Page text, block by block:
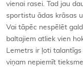
vienai rasei. Tad jau
sportistu ādas krāsas
Vai tāpēc nespēlēt
baltajiem atliek vien
Lemetrs ir ļoti
viņam nepiemīt